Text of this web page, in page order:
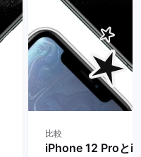
比較
iPhone 12 Proと